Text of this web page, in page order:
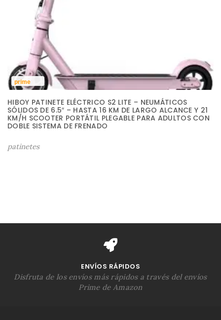
prime
HIBOY PATINETE ELÉCTRICO S2 LITE – NEUMÁTICOS
SÓLIDOS DE 6.5″ – HASTA 16 KM DE LARGO ALCANCE Y 21
KM/H SCOOTER PORTÁTIL PLEGABLE PARA ADULTOS CON
DOBLE SISTEMA DE FRENADO
patinetes
ENVÍOS RÁPIDOS
Disfruta de los envíos más rápidos a través del envíos
Prime de Amazon